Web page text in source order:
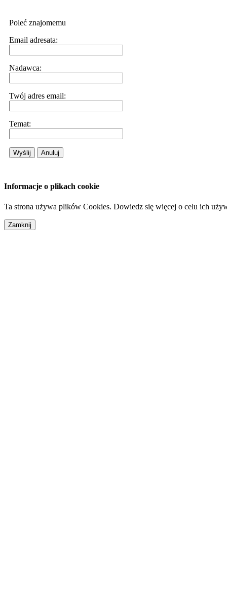
Poleć znajomemu
Email adresata:
Nadawca:
Twój adres email:
Temat:
Wyślij Anuluj
Informacje o plikach cookie
Ta strona używa plików Cookies. Dowiedz się więcej o celu ich